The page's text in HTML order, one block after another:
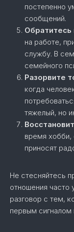
постепенно
сообщений.
Обратитесь
на работе,
службу. В
семейного
Разорвите
когда
тяжелый, но
время
приносят
Не стесняйтесь
отношения часто
разговор с тем,
первым сигналом